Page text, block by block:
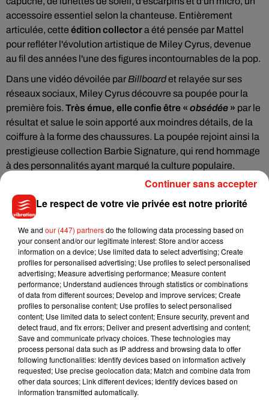
accessoire essentiel selon la chanteuse. Entièrement
articulée, cette édition collectora été pensée par Mattel
pour refléter l'évolution artistique de Miley Cyrus, devenue
au fil des années l'une des figures incontournables de la pop.
Dans une vidéo dévoilée par Billboardet relayée sur ses
réseaux sociaux, Miley Cyrus découvre sa poupée pour la
première fois. Très émue, elle confie être « obsédée » par le
résultat et salue le soin apporté aux moindres détails, de la
coiffure à la forme des chaussures. La poupée rejoint ainsi la
prestigieuse collection Barbie Signature, qui rend hommage
à des personnalités ayant marqué la culture populaire.
Cet élément est masqué compte-tenu du refus du
souhaitez l'afficher, merci de nous donner votre accord
en cliquant sur le bouton ci-dessous.
Afficher l'élément
Musique
Benny Blanco invite Selena Gomez et
Le respect de votre vie privée est notre priorité
We and our (447) partnersdo the following data processing based on
your consent and/or our legitimate interest: Store and/or access
information on a device; Use limited data to select advertising; Create
profiles for personalised advertising; Use profiles to select personalised
advertising; Measure advertising performance; Measure content
performance; Understand audiences through statistics or combinations
of data from different sources; Develop and improve services; Create
profiles to personalise content; Use profiles to select personalised
content; Use limited data to select content; Ensure security, prevent and
detect fraud, and fix errors; Deliver and present advertising and content;
Save and communicate privacy choices. These technologies may
process personal data such as IP address and browsing data to offer
following functionalities: Identify devices based on information actively
requested; Use precise geolocation data; Match and combine data from
other data sources; Link different devices; Identify devices based on
information transmitted automatically.
Continuer sans accepter